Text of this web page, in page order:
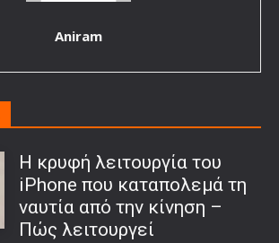
Aniram
Η κρυφή λειτουργία του
iPhone που καταπολεμά τη
ναυτία από την κίνηση –
Πώς λειτουργεί